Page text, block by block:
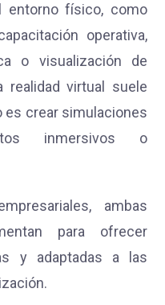
entorno físico, como
operativa,
o visualización de
realidad virtual suele
es crear simulaciones
inmersivos o
ambas
para ofrecer
y adaptadas a las